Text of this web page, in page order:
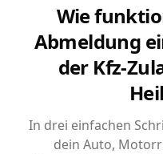
Wie
Abmeldung
der Kfz-
In drei einfachen
dein Auto,